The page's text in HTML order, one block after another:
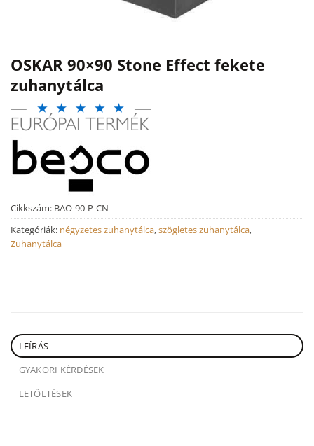
OSKAR 90×90 Stone Effect fekete
zuhanytálca
Cikkszám: BAO-90-P-CN
Kategóriák: négyzetes zuhanytálca,szögletes zuhanytálca,
Zuhanytálca
LEÍRÁS
GYAKORI KÉRDÉSEK
LETÖLTÉSEK